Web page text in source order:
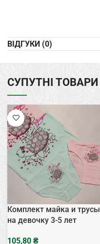
ВІДГУКИ (0)
СУПУТНІ ТОВАРИ
Комплект майка и трусы
на девочку 3-5 лет
₴